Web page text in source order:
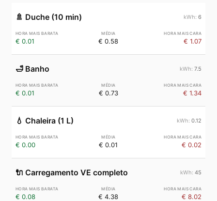
🚿 Duche (10 min) 6
€ 0.01 € 0.58 € 1.07
🛁 Banho 7.5
€ 0.01 € 0.73 € 1.34
💧 Chaleira (1 L) 0.12
€ 0.00 € 0.01 € 0.02
🔌 Carregamento VE completo 45
€ 0.08 € 4.38 € 8.02